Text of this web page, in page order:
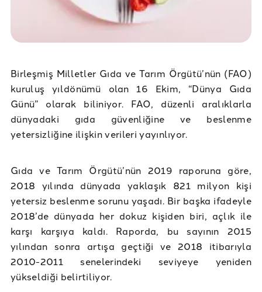
Birleşmiş Milletler Gıda ve Tarım Örgütü’nün (FAO)
kuruluş yıldönümü olan 16 Ekim, “Dünya Gıda
Günü” olarak biliniyor. FAO, düzenli aralıklarla
dünyadaki gıda güvenliğine ve beslenme
yetersizliğine ilişkin verileri yayınlıyor.
Gıda ve Tarım Örgütü’nün 2019 raporuna göre,
2018 yılında dünyada yaklaşık 821 milyon kişi
yetersiz beslenme sorunu yaşadı. Bir başka ifadeyle
2018’de dünyada her dokuz kişiden biri, açlık ile
karşı karşıya kaldı. Raporda, bu sayının 2015
yılından sonra artışa geçtiği ve 2018 itibarıyla
2010-2011 senelerindeki seviyeye yeniden
yükseldiği belirtiliyor.